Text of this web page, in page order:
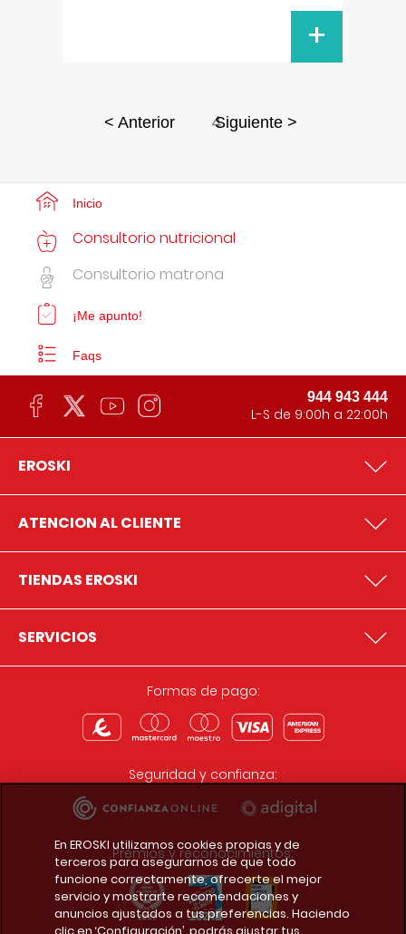
+
< Anterior 4
Siguiente >
Inicio
Consultorio nutricional
Consultorio matrona
¡Me apunto!
Faqs
944 943 444
L-S de 9:00h a 22:00h
EROSKI
ATENCION AL CLIENTE
TIENDAS EROSKI
SERVICIOS
Formas de pago:
Seguridad y confianza:
Premios y reconocimientos:
En EROSKI utilizamos cookies propias y de
terceros para asegurarnos de que todo
funcione correctamente, ofrecerte el mejor
servicio y mostrarte recomendaciones y
anuncios ajustados a tus preferencias. Haciendo
clic en ‘Configuración’, podrás ajustar tus